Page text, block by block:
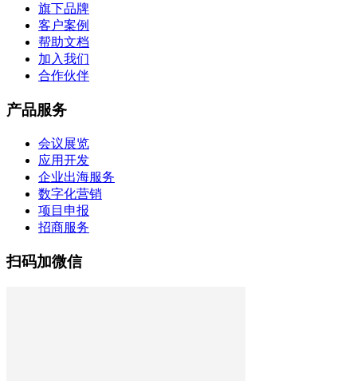
旗下品牌
客户案例
帮助文档
加入我们
合作伙伴
产品服务
会议展览
应用开发
企业出海服务
数字化营销
项目申报
招商服务
扫码加微信